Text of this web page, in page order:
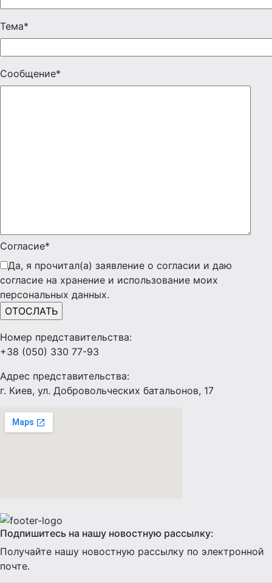
Тема*
Сообщение*
Согласие*
Да, я прочитал(а) заявление о согласии и даю
согласие на хранение и использование моих
персональных данных.
Номер представительства:
+38 (050) 330 77-93
Адрес представительства:
г. Киев, ул. Добровольческих батальонов, 17
Подпишитесь на нашу новостную рассылку:
Получайте нашу новостную рассылку по электронной
почте.